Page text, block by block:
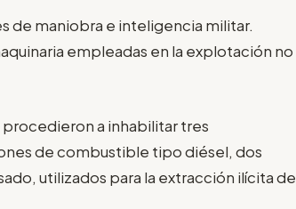
de maniobra e inteligencia militar.
empleadas en la explotación no
a inhabilitar tres
de combustible tipo diésel, dos
utilizados para la extracción ilícita de